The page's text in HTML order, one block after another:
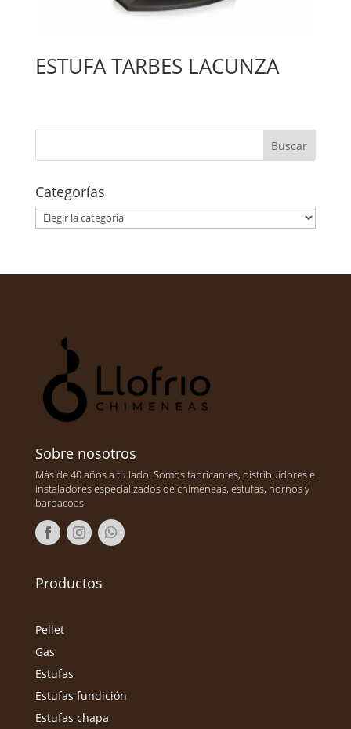
ESTUFA TARBES LACUNZA
Categorías
Categorías
Sobre nosotros
Más de 40 años a tu lado. Somos fabricantes, distribuidores e
instaladores especializados de chimeneas, estufas, hornos y
barbacoas
Productos
Pellet
Gas
Estufas
Estufas fundición
Estufas chapa